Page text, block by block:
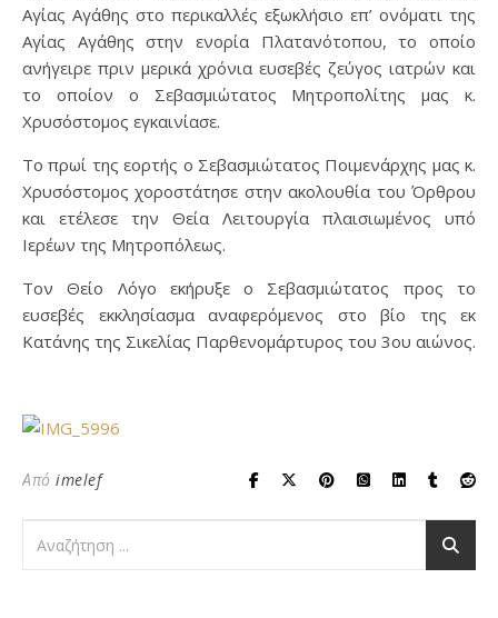
Αγίας Αγάθης στο περικαλλές εξωκλήσιο επ’ ονόματι της
Αγίας Αγάθης στην ενορία Πλατανότοπου, το οποίο
ανήγειρε πριν μερικά χρόνια ευσεβές ζεύγος ιατρών και
το οποίον ο Σεβασμιώτατος Μητροπολίτης μας κ.
Χρυσόστομος εγκαινίασε.
Το πρωί της εορτής ο Σεβασμιώτατος Ποιμενάρχης μας κ.
Χρυσόστομος χοροστάτησε στην ακολουθία του Όρθρου
και ετέλεσε την Θεία Λειτουργία πλαισιωμένος υπό
Ιερέων της Μητροπόλεως.
Τον Θείο Λόγο εκήρυξε ο Σεβασμιώτατος προς το
ευσεβές εκκλησίασμα αναφερόμενος στο βίο της εκ
Κατάνης της Σικελίας Παρθενομάρτυρος του 3ου αιώνος.
Από imelef